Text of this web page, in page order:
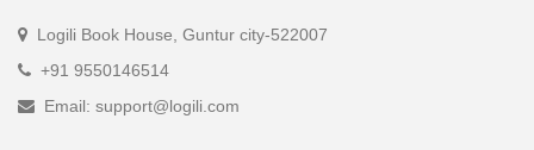
Logili Book House, Guntur city-522007
+91 9550146514
Email: support@logili.com